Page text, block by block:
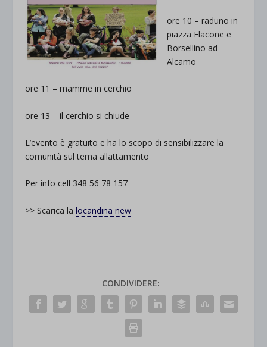
ore 10 – raduno in
piazza Flacone e
Borsellino ad
Alcamo
ore 11 – mamme in cerchio
ore 13 – il cerchio si chiude
L’evento è gratuito e ha lo scopo di sensibilizzare la
comunità sul tema allattamento
Per info cell 348 56 78 157
>> Scarica lalocandina new
CONDIVIDERE: